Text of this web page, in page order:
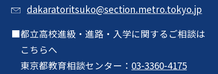
dakaratoritsuko@section.metro.tokyo.jp
都立高校進級・進路・入学に関するご相談は
こちらへ
東京都教育相談センター： 03-3360-4175